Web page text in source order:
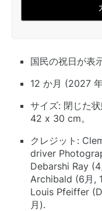
国民の祝日が表
12 か月 (2027
サイズ: 閉じた
42 x 30 cm。
クレジット:
driver
Debarshi Ray
Archibald (6月,
Louis Pfeiffer
月).